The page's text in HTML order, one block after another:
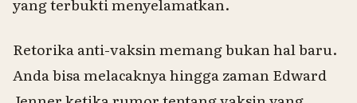
Retorika anti-vaksin memang bukan hal baru.
Anda bisa melacaknya hingga zaman Edward